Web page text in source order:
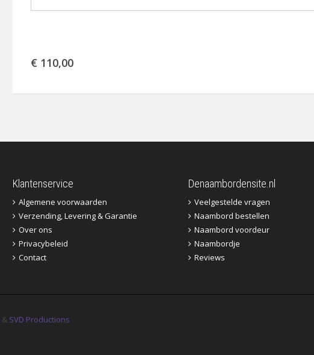
€ 110,00
Klantenservice
Algemene voorwaarden
Verzending, Levering & Garantie
Over ons
Privacybeleid
Contact
Denaambordensite.nl
Veelgestelde vragen
Naambord bestellen
Naambord voordeur
Naambordje
Reviews
& SVD Productions